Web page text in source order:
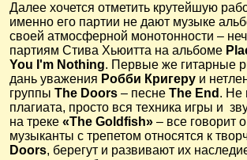
Далее хочется отметить крутейшую
именно его партии не дают музыке
своей атмосферной монотонности –
партиям Стива Хьюитта на альбоме
You I'm Nothing. Первые же гитарные
дань уважения Робби Кригеру и
группы The Doors – песне The End . Не
плагиата, просто вся техника игры и
на треке «The Goldfish» – все говорит
музыканты с трепетом относятся к
Doors, берегут и развивают их